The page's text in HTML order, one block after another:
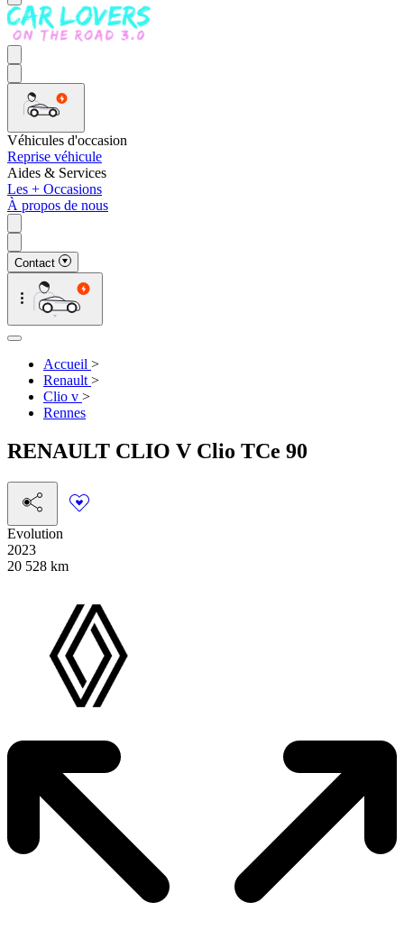
Véhicules d'occasion
Reprise véhicule
Aides & Services
Les + Occasions
À propos de nous
Contact
Accueil >
Renault >
Clio v >
Rennes
RENAULT CLIO V Clio TCe 90
Evolution
2023
20 528 km